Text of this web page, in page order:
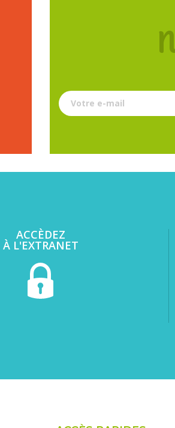
Votre e-mail
ACCÈDEZ
À L'EXTRANET